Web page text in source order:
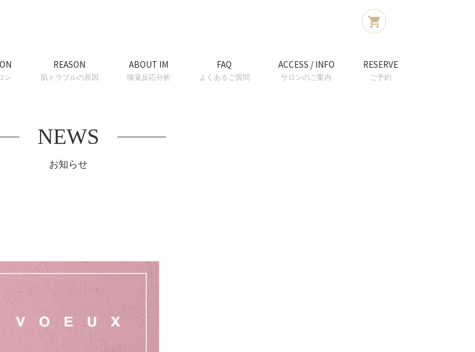
ン
REASON
肌トラブルの原因
ABOUT IM
嗅覚反応分析
FAQ
よくあるご質問
ACCESS / INFO
サロンのご案内
RESERVE
ご予約
NEWS
お知らせ